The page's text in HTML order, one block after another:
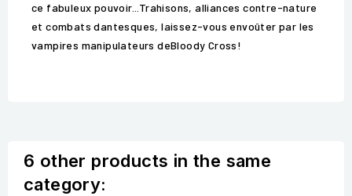
ce fabuleux pouvoir...Trahisons, alliances contre-nature
et combats dantesques, laissez-vous envoûter par les
vampires manipulateurs deBloody Cross!
6 other products in the same
category: